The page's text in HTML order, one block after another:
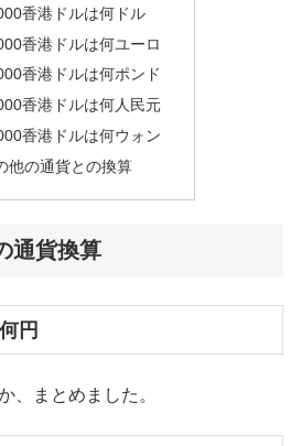
香港ドルは何ドル
香港ドルは何ユーロ
香港ドルは何ポンド
香港ドルは何人民元
香港ドルは何ウォン
他の通貨との換算
通貨換算
円
、まとめました。